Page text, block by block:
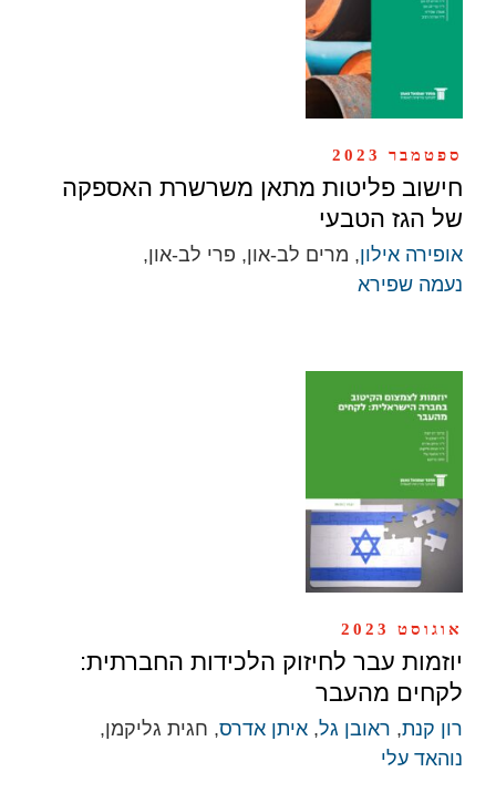
ספטמבר 2023
חישוב פליטות מתאן משרשרת האספקה
של הגז הטבעי
אופירה אילון, מרים לב-און, פרי לב-און,
נעמה שפירא
אוגוסט 2023
יוזמות עבר לחיזוק הלכידות החברתית:
לקחים מהעבר
רון קנת, ראובן גל, איתן אדרס, חגית גליקמן,
נוהאד עלי